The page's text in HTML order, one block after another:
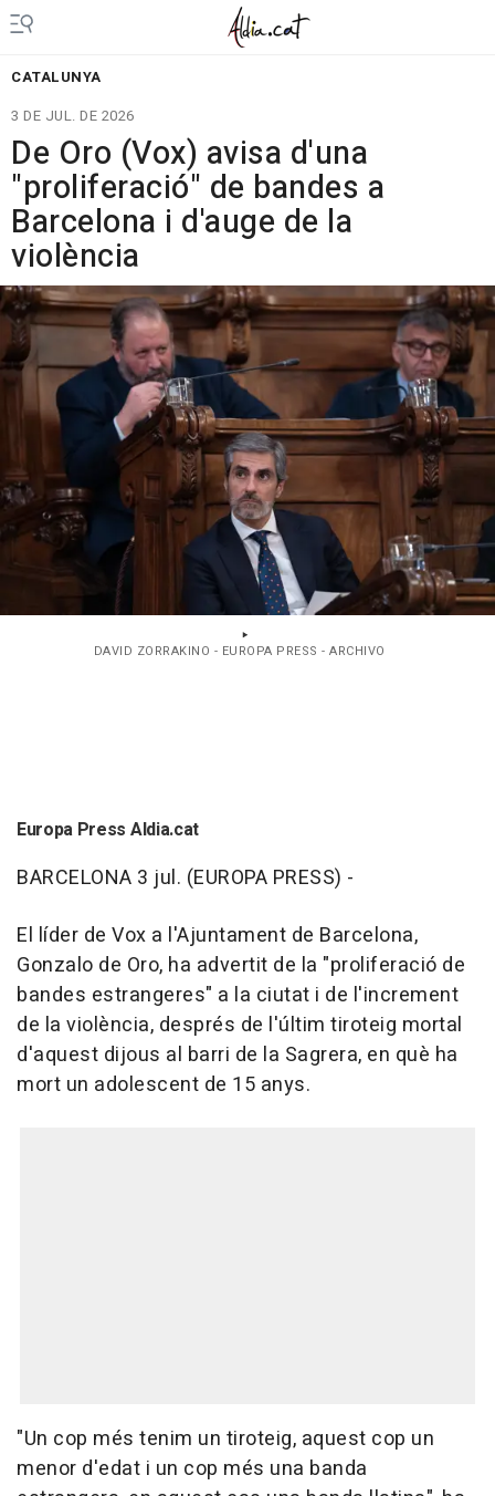
CATALUNYA
3 DE JUL. DE 2026
De Oro (Vox) avisa d'una
"proliferació" de bandes a
Barcelona i d'auge de la
violència
DAVID ZORRAKINO - EUROPA PRESS - ARCHIVO
Europa Press Aldia.cat
BARCELONA 3 jul. (EUROPA PRESS) -
El líder de Vox a l'Ajuntament de Barcelona,
Gonzalo de Oro, ha advertit de la "proliferació de
bandes estrangeres" a la ciutat i de l'increment
de la violència, després de l'últim tiroteig mortal
d'aquest dijous al barri de la Sagrera, en què ha
mort un adolescent de 15 anys.
"Un cop més tenim un tiroteig, aquest cop un
menor d'edat i un cop més una banda